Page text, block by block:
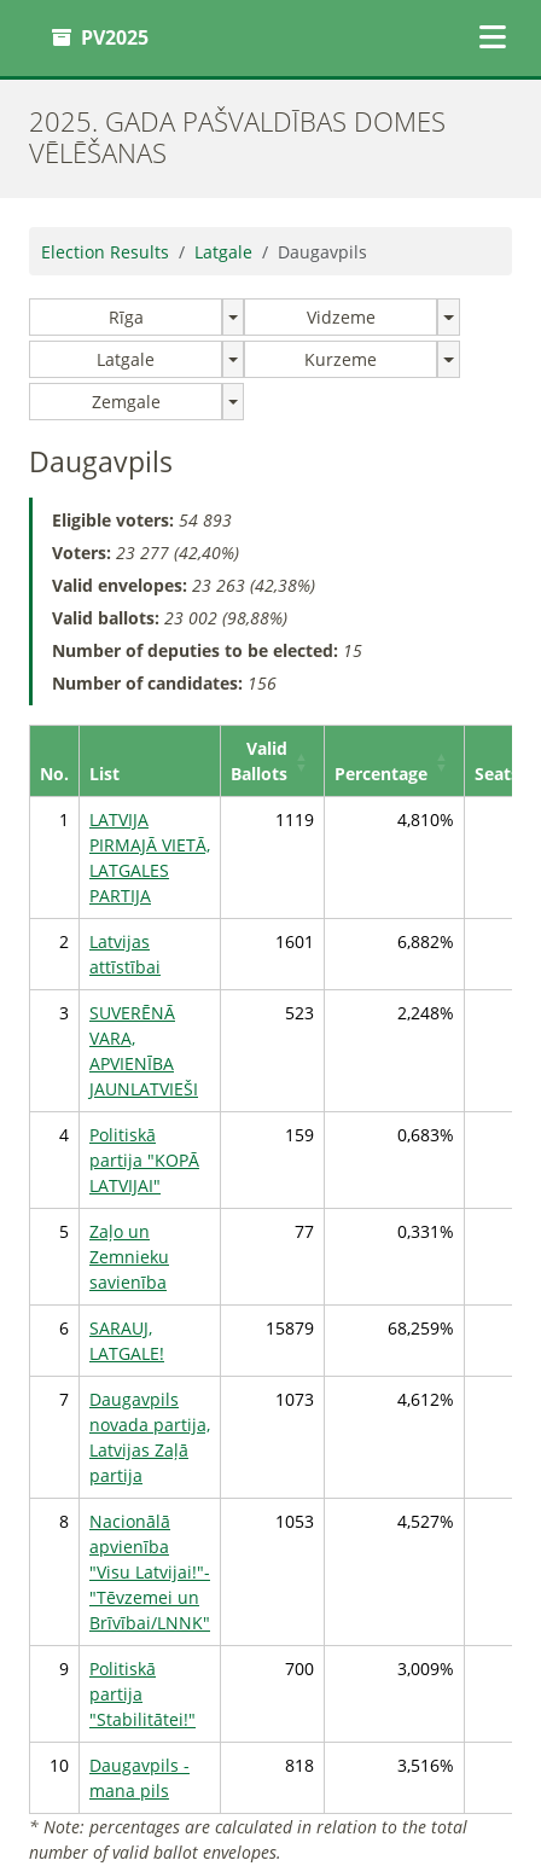
PV2025
2025. GADA PAŠVALDĪBAS DOMES
VĒLĒŠANAS
Election Results Latgale Daugavpils
Rīga
Vidzeme
Latgale
Kurzeme
Zemgale
Daugavpils
Eligible voters: 54 893
Voters: 23 277 (42,40%)
Valid envelopes: 23 263 (42,38%)
Valid ballots: 23 002 (98,88%)
Number of deputies to be elected: 15
Number of candidates: 156
No. List
Valid
Ballots
Percentage
Seats
1
LATVIJA
PIRMAJĀ VIETĀ,
LATGALES
PARTIJA
1119 4,810%
2
Latvijas
attīstībai
1601 6,882%
3
SUVERĒNĀ
VARA,
APVIENĪBA
JAUNLATVIEŠI
523 2,248%
4
Politiskā
partija "KOPĀ
LATVIJAI"
159 0,683%
5
Zaļo un
Zemnieku
savienība
77 0,331%
6
SARAUJ,
LATGALE!
15879 68,259%
7
Daugavpils
novada partija,
Latvijas Zaļā
partija
1073 4,612%
8
Nacionālā
apvienība
"Visu Latvijai!"-
"Tēvzemei un
Brīvībai/LNNK"
1053 4,527%
9
Politiskā
partija
"Stabilitātei!"
700 3,009%
10
Daugavpils -
mana pils
818 3,516%
* Note: percentages are calculated in relation to the total
number of valid ballot envelopes.